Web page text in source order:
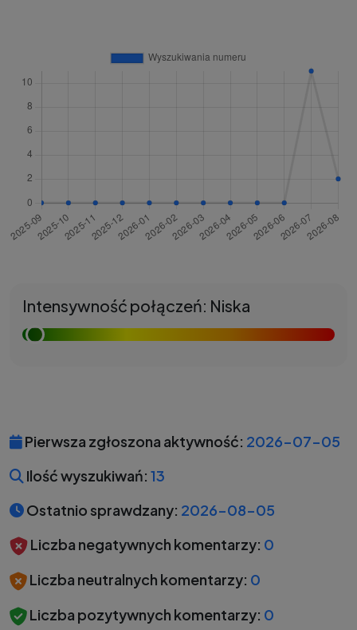
Intensywność połączeń: Niska
Pierwsza zgłoszona aktywność: 2026-07-05
Ilość wyszukiwań: 13
Ostatnio sprawdzany: 2026-08-05
Liczba negatywnych komentarzy: 0
Liczba neutralnych komentarzy: 0
Liczba pozytywnych komentarzy: 0